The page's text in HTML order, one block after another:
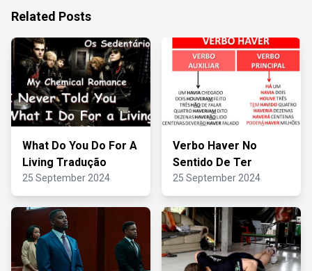
Related Posts
What Do You Do For A
Living Tradução
25 September 2024
Verbo Haver No
Sentido De Ter
25 September 2024